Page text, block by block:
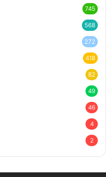
745
568
272
418
82
49
46
4
2